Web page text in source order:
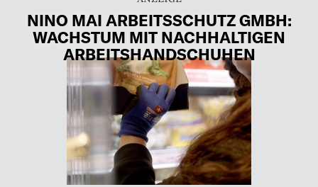
NINO MAI ARBEITSSCHUTZ GMBH:
WACHSTUM MIT NACHHALTIGEN
ARBEITSHANDSCHUHEN